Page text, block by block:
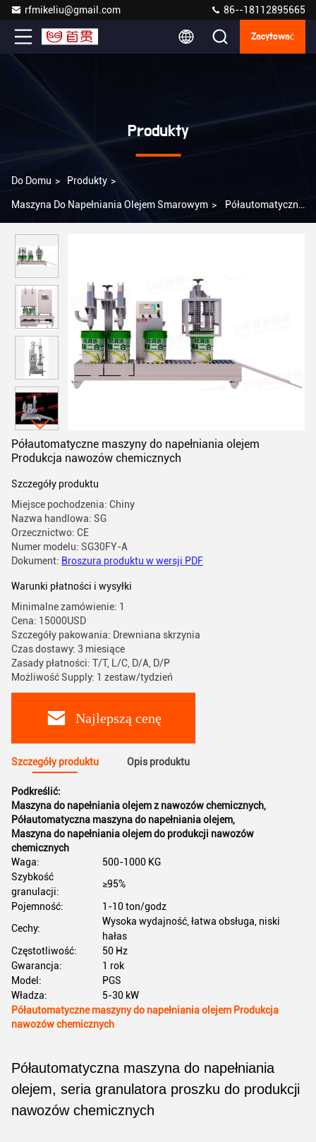
rfmikeliu@gmail.com 86--18112895665
Zacytować
Produkty
Do Domu > Produkty >
Maszyna Do Napełniania Olejem Smarowym > Półautomatyczne
Półautomatyczne maszyny do napełniania olejem
Produkcja nawozów chemicznych
Szczegóły produktu
Miejsce pochodzenia: Chiny
Nazwa handlowa: SG
Orzecznictwo: CE
Numer modelu: SG30FY-A
Dokument: Broszura produktu w wersji PDF
Warunki płatności i wysyłki
Minimalne zamówienie: 1
Cena: 15000USD
Szczegóły pakowania: Drewniana skrzynia
Czas dostawy: 3 miesiące
Zasady płatności: T/T, L/C, D/A, D/P
Możliwość Supply: 1 zestaw/tydzień
Najlepszą cenę
Szczegóły produktu Opis produktu
Podkreślić:
Maszyna do napełniania olejem z nawozów chemicznych,
Półautomatyczna maszyna do napełniania olejem,
Maszyna do napełniania olejem do produkcji nawozów
chemicznych
Waga:
500-1000 KG
Szybkość
granulacji:
≥95%
Pojemność:
1-10 ton/godz
Cechy:
Wysoka wydajność, łatwa obsługa, niski
hałas
Częstotliwość:
50 Hz
Gwarancja:
1 rok
Model:
PGS
Władza:
5-30 kW
Półautomatyczne maszyny do napełniania olejem Produkcja
nawozów chemicznych
Półautomatyczna maszyna do napełniania
olejem, seria granulatora proszku do produkcji
nawozów chemicznych